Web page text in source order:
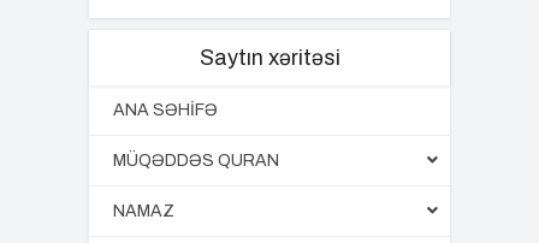
Saytın xəritəsi
ANA SƏHİFƏ
MÜQƏDDƏS QURAN
NAMAZ